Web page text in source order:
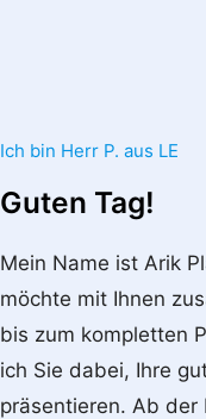
Ich bin Herr P. aus LE
Guten Tag!
Mein Name ist Arik
möchte mit Ihnen
bis zum kompletten
ich Sie dabei, Ihre
präsentieren. Ab der